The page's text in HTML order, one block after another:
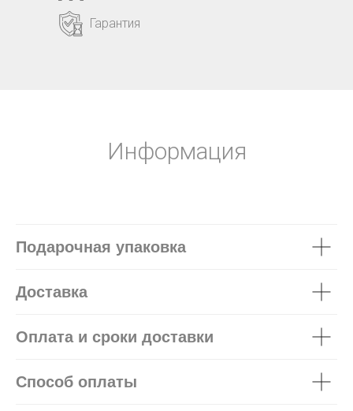
Гарантия
Информация
Подарочная упаковка
Доставка
Оплата и сроки доставки
Способ оплаты